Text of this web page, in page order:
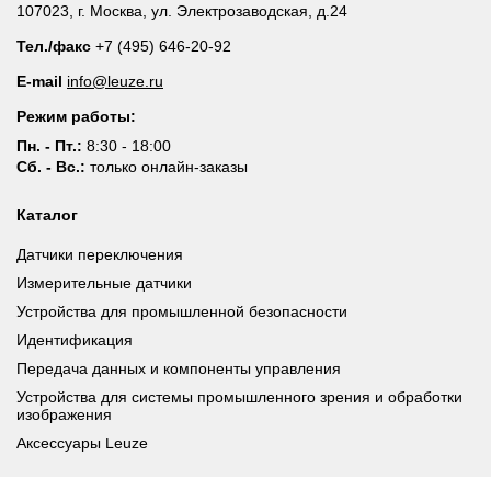
107023, г. Москва, ул. Электрозаводская, д.24
Тел./факс +7 (495) 646-20-92
E-mail info@leuze.ru
Режим работы:
Пн. - Пт.: 8:30 - 18:00
Сб. - Вс.: только онлайн-заказы
Каталог
Датчики переключения
Измерительные датчики
Устройства для промышленной безопасности
Идентификация
Передача данных и компоненты управления
Устройства для системы промышленного зрения и обработки
изображения
Аксессуары Leuze